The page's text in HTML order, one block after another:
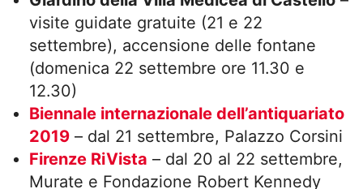
visite guidate gratuite (21 e 22
settembre), accensione delle fontane
(domenica 22 settembre ore 11.30 e
12.30)
Biennale internazionale dell’antiquariato
2019 – dal 21 settembre, Palazzo Corsini
Firenze RiVista – dal 20 al 22 settembre,
Murate e Fondazione Robert Kennedy